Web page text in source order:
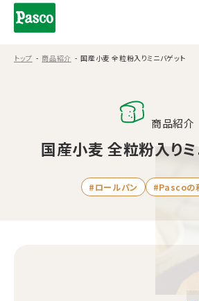
トップ 商品紹介 国産小麦 全粒粉入りミニバゲット
商品紹介
国産小麦 全粒粉入り
#ロールパン #Pascoの